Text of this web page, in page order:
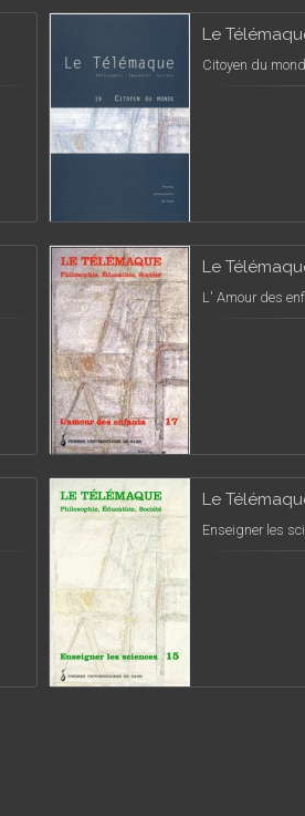
Le
Citoyen du
Le
L' Amour des
Le
Enseigner les